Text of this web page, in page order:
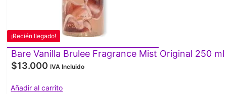
¡Recién llegado!
Bare Vanilla Brulee Fragrance Mist Original 250 ml
$13.000 IVA Incluido
Añadir al carrito